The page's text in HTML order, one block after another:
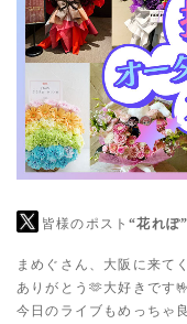
皆様のポスト“花れぽ”
まめぐさん、大阪に来て
ありがとう🫶大好きです🤟
今日のライブもめっちゃ